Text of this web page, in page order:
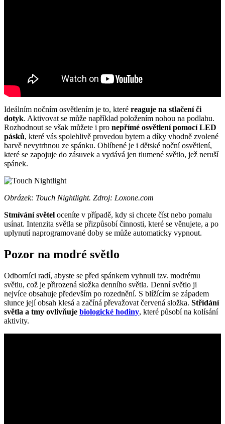
Ideálním nočním osvětlením je to, které reaguje na stlačení či
dotyk. Aktivovat se může například položením nohou na podlahu.
Rozhodnout se však můžete i pro nepřímé osvětlení pomocí LED
pásků, které vás spolehlivě provedou bytem a díky vhodně zvolené
barvě nevytrhnou ze spánku. Oblíbené je i dětské noční osvětlení,
které se zapojuje do zásuvek a vydává jen tlumené světlo, jež neruší
spánek.
Obrázek: Touch Nightlight. Zdroj: Loxone.com
Stmívání světel oceníte v případě, kdy si chcete číst nebo pomalu
usínat. Intenzita světla se přizpůsobí činnosti, které se věnujete, a po
uplynutí naprogramované doby se může automaticky vypnout.
Pozor na modré světlo
Odborníci radí, abyste se před spánkem vyhnuli tzv. modrému
světlu, což je přirozená složka denního světla. Denní světlo ji
nejvíce obsahuje především po rozednění. S blížícím se západem
slunce její obsah klesá a začíná převažovat červená složka. Střídání
světla a tmy ovlivňuje biologické hodiny, které působí na kolísání
aktivity.